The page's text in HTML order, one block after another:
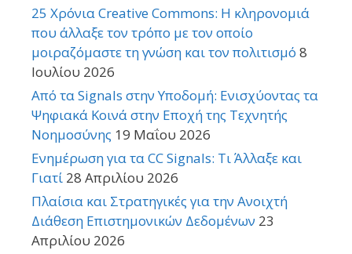
25 Χρόνια Creative Commons: Η κληρονομιά
που άλλαξε τον τρόπο με τον οποίο
μοιραζόμαστε τη γνώση και τον πολιτισμό 8
Ιουλίου 2026
Από τα Signals στην Υποδομή: Ενισχύοντας τα
Ψηφιακά Κοινά στην Εποχή της Τεχνητής
Νοημοσύνης 19 Μαΐου 2026
Ενημέρωση για τα CC Signals: Τι Άλλαξε και
Γιατί 28 Απριλίου 2026
Πλαίσια και Στρατηγικές για την Ανοιχτή
Διάθεση Επιστημονικών Δεδομένων 23
Απριλίου 2026